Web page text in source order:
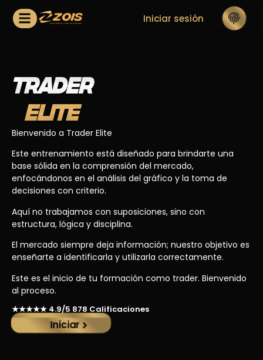
Iniciar sesión
Bienvenido a Trader Elite
Este entrenamiento está diseñado para brindarte una
base sólida en la comprensión del mercado,
enfocándonos en el análisis del gráfico y la toma de
decisiones con criterio.
Aquí no trabajamos con suposiciones, sino con
estructura, lógica y disciplina.
El mercado siempre deja información; nuestro objetivo es
enseñarte a identificarla y utilizarla correctamente.
Este es el inicio de tu formación como trader. Bienvenido
al proceso.
★★★★★ 4.9/5 878 Calificaciones
Iniciar